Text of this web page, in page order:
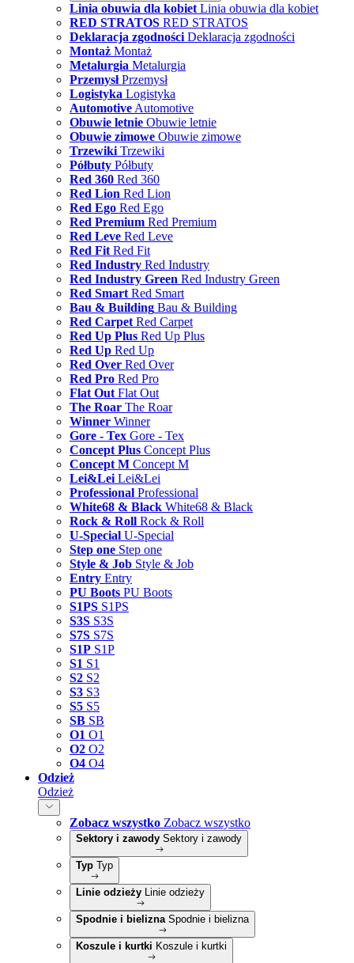
Linia obuwia dla kobiet Linia obuwia dla kobiet
RED STRATOS RED STRATOS
Deklaracja zgodności Deklaracja zgodności
Montaż Montaż
Metalurgia Metalurgia
Przemysł Przemysł
Logistyka Logistyka
Automotive Automotive
Obuwie letnie Obuwie letnie
Obuwie zimowe Obuwie zimowe
Trzewiki Trzewiki
Półbuty Półbuty
Red 360 Red 360
Red Lion Red Lion
Red Ego Red Ego
Red Premium Red Premium
Red Leve Red Leve
Red Fit Red Fit
Red Industry Red Industry
Red Industry Green Red Industry Green
Red Smart Red Smart
Bau & Building Bau & Building
Red Carpet Red Carpet
Red Up Plus Red Up Plus
Red Up Red Up
Red Over Red Over
Red Pro Red Pro
Flat Out Flat Out
The Roar The Roar
Winner Winner
Gore - Tex Gore - Tex
Concept Plus Concept Plus
Concept M Concept M
Lei&Lei Lei&Lei
Professional Professional
White68 & Black White68 & Black
Rock & Roll Rock & Roll
U-Special U-Special
Step one Step one
Style & Job Style & Job
Entry Entry
PU Boots PU Boots
S1PS S1PS
S3S S3S
S7S S7S
S1P S1P
S1 S1
S2 S2
S3 S3
S5 S5
SB SB
O1 O1
O2 O2
O4 O4
Odzież
Odzież
Zobacz wszystko Zobacz wszystko
Sektory i zawody Sektory i zawody
Typ Typ
Linie odzieży Linie odzieży
Spodnie i bielizna Spodnie i bielizna
Koszule i kurtki Koszule i kurtki